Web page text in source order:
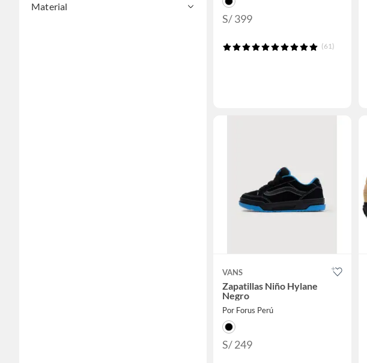
Material
S/ 399
(61)
VANS
Zapatillas Niño Hylane
Negro
Por Forus Perú
S/ 249